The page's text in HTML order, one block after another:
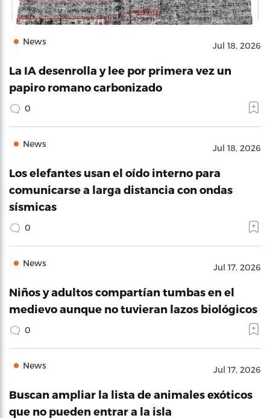
News Jul 18, 2026
La IA desenrolla y lee por primera vez un
papiro romano carbonizado
0
News Jul 18, 2026
Los elefantes usan el oído interno para
comunicarse a larga distancia con ondas
sísmicas
0
News Jul 17, 2026
Niños y adultos compartían tumbas en el
medievo aunque no tuvieran lazos biológicos
0
News Jul 17, 2026
Buscan ampliar la lista de animales exóticos
que no pueden entrar a la isla